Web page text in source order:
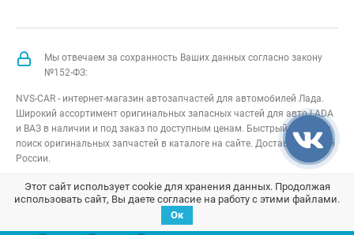
Мы отвечаем за сохранность Ваших данных согласно закону
№152-ФЗ:
NVS-CAR - интернет-магазин автозапчастей для автомобилей Лада.
Широкий ассортимент оригинальных запасных частей для авто LADA
и ВАЗ в наличии и под заказ по доступным ценам. Быстрый подбор и
поиск оригинальных запчастей в каталоге на сайте. Доставка по всей
России.
NVS-CAR© 2014 –2026Все права защищеныкарта сайта;
Договор оферта; Политика конфиденциальности
Этот сайт использует cookie для хранения данных. Продолжая
использовать сайт, Вы даете согласие на работу с этими файлами.
Ок